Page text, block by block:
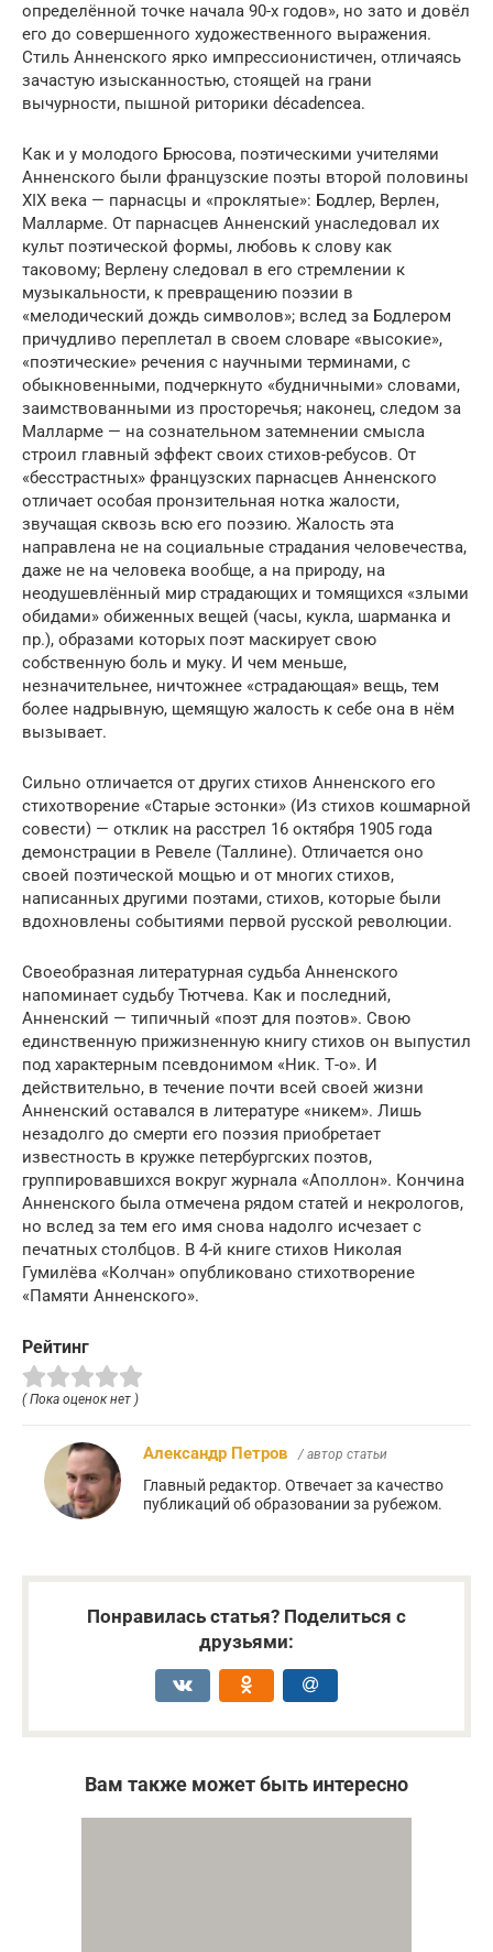
определённой точке начала 90-х годов», но зато и довёл
его до совершенного художественного выражения.
Стиль Анненского ярко импрессионистичен, отличаясь
зачастую изысканностью, стоящей на грани
вычурности, пышной риторики décadenceа.
Как и у молодого Брюсова, поэтическими учителями
Анненского были французские поэты второй половины
XIX века — парнасцы и «проклятые»: Бодлер, Верлен,
Малларме. От парнасцев Анненский унаследовал их
культ поэтической формы, любовь к слову как
таковому; Верлену следовал в его стремлении к
музыкальности, к превращению поэзии в
«мелодический дождь символов»; вслед за Бодлером
причудливо переплетал в своем словаре «высокие»,
«поэтические» речения с научными терминами, с
обыкновенными, подчеркнуто «будничными» словами,
заимствованными из просторечья; наконец, следом за
Малларме — на сознательном затемнении смысла
строил главный эффект своих стихов-ребусов. От
«бесстрастных» французских парнасцев Анненского
отличает особая пронзительная нотка жалости,
звучащая сквозь всю его поэзию. Жалость эта
направлена не на социальные страдания человечества,
даже не на человека вообще, а на природу, на
неодушевлённый мир страдающих и томящихся «злыми
обидами» обиженных вещей (часы, кукла, шарманка и
пр.), образами которых поэт маскирует свою
собственную боль и муку. И чем меньше,
незначительнее, ничтожнее «страдающая» вещь, тем
более надрывную, щемящую жалость к себе она в нём
вызывает.
Сильно отличается от других стихов Анненского его
стихотворение «Старые эстонки» (Из стихов кошмарной
совести) — отклик на расстрел 16 октября 1905 года
демонстрации в Ревеле (Таллине). Отличается оно
своей поэтической мощью и от многих стихов,
написанных другими поэтами, стихов, которые были
вдохновлены событиями первой русской революции.
Своеобразная литературная судьба Анненского
напоминает судьбу Тютчева. Как и последний,
Анненский — типичный «поэт для поэтов». Свою
единственную прижизненную книгу стихов он выпустил
под характерным псевдонимом «Ник. Т-о». И
действительно, в течение почти всей своей жизни
Анненский оставался в литературе «никем». Лишь
незадолго до смерти его поэзия приобретает
известность в кружке петербургских поэтов,
группировавшихся вокруг журнала «Аполлон». Кончина
Анненского была отмечена рядом статей и некрологов,
но вслед за тем его имя снова надолго исчезает с
печатных столбцов. В 4-й книге стихов Николая
Гумилёва «Колчан» опубликовано стихотворение
«Памяти Анненского».
Рейтинг
( Пока оценок нет )
Александр Петров / автор статьи
Главный редактор. Отвечает за качество
публикаций об образовании за рубежом.
Понравилась статья? Поделиться с
друзьями:
Вам также может быть интересно